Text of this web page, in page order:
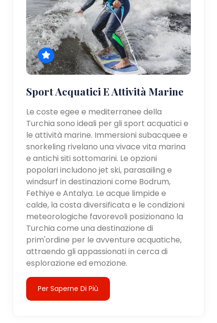
Sport Acquatici E Attività Marine
Le coste egee e mediterranee della
Turchia sono ideali per gli sport acquatici e
le attività marine. Immersioni subacquee e
snorkeling rivelano una vivace vita marina
e antichi siti sottomarini. Le opzioni
popolari includono jet ski, parasailing e
windsurf in destinazioni come Bodrum,
Fethiye e Antalya. Le acque limpide e
calde, la costa diversificata e le condizioni
meteorologiche favorevoli posizionano la
Turchia come una destinazione di
prim'ordine per le avventure acquatiche,
attraendo gli appassionati in cerca di
esplorazione ed emozione.
Per Saperne Di Più